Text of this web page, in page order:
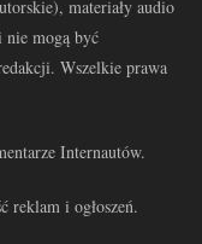
materiały audio
nie mogą być
Wszelkie prawa
Internautów.
reklam i ogłoszeń.